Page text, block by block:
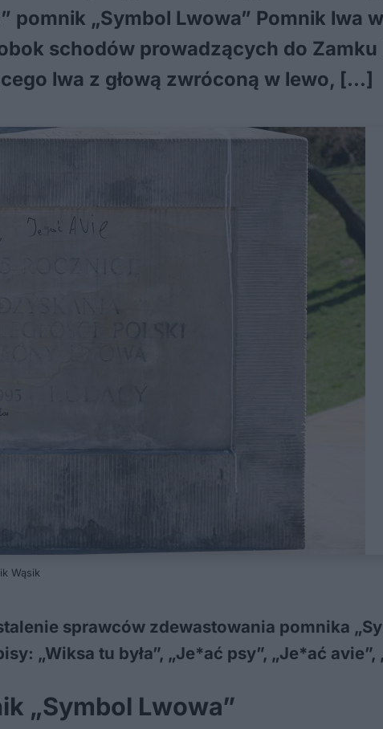
pomnik „Symbol Lwowa” Pomnik lwa
schodów prowadzących do Zamku
lwa z głową zwróconą w lewo, […]
Wąsik
sprawców zdewastowania pomnika
„Wiksa tu była”, „Je*ać psy”, „Je*ać avie”,
„Symbol Lwowa”